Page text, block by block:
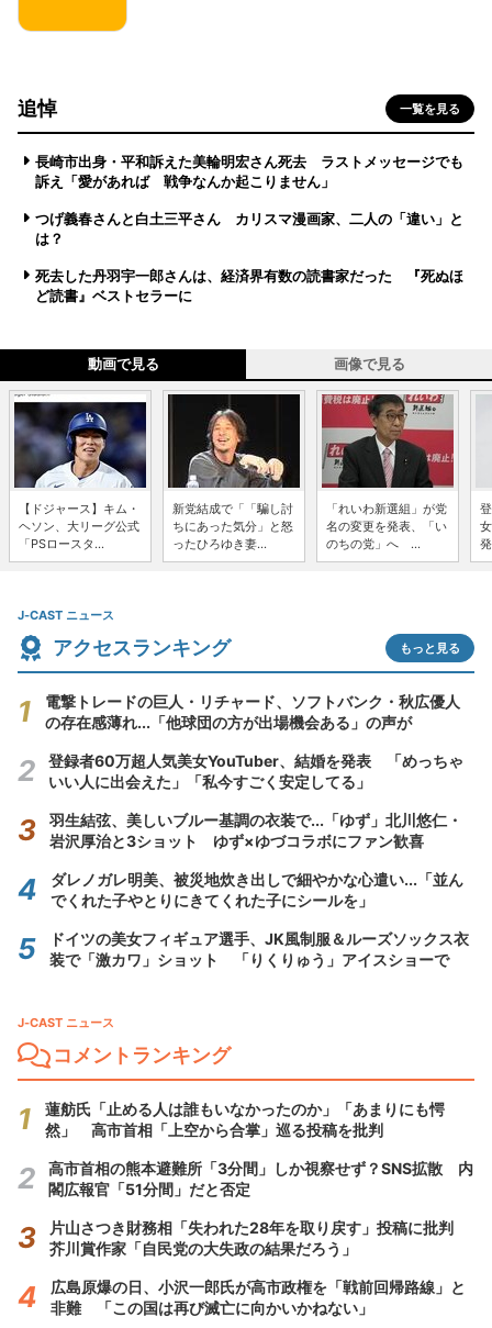
追悼 一覧を見る
長崎市出身・平和訴えた美輪明宏さん死去 ラストメッセージでも
訴え「愛があれば 戦争なんか起こりません」
つげ義春さんと白土三平さん カリスマ漫画家、二人の「違い」と
は？
死去した丹羽宇一郎さんは、経済界有数の読書家だった 『死ぬほ
ど読書』ベストセラーに
動画で見る 画像で見る
【ドジャース】キム・
ヘソン、大リーグ公式
「PSロースタ...
新党結成で「「騙し討
ちにあった気分」と怒
ったひろゆき妻...
「れいわ新選組」が党
名の変更を発表、「い
のちの党」へ ...
J-CAST ニュース
アクセスランキング もっと見る
電撃トレードの巨人・リチャード、ソフトバンク・秋広優人
の存在感薄れ...「他球団の方が出場機会ある」の声が
登録者60万超人気美女YouTuber、結婚を発表 「めっちゃ
いい人に出会えた」「私今すごく安定してる」
羽生結弦、美しいブルー基調の衣装で...「ゆず」北川悠仁・
岩沢厚治と3ショット ゆず×ゆづコラボにファン歓喜
ダレノガレ明美、被災地炊き出しで細やかな心遣い...「並ん
でくれた子やとりにきてくれた子にシールを」
ドイツの美女フィギュア選手、JK風制服＆ルーズソックス衣
装で「激カワ」ショット 「りくりゅう」アイスショーで
J-CAST ニュース
コメントランキング
蓮舫氏「止める人は誰もいなかったのか」「あまりにも愕
然」 高市首相「上空から合掌」巡る投稿を批判
高市首相の熊本避難所「3分間」しか視察せず？SNS拡散 内
閣広報官「51分間」だと否定
片山さつき財務相「失われた28年を取り戻す」投稿に批判
芥川賞作家「自民党の大失政の結果だろう」
広島原爆の日、小沢一郎氏が高市政権を「戦前回帰路線」と
非難 「この国は再び滅亡に向かいかねない」